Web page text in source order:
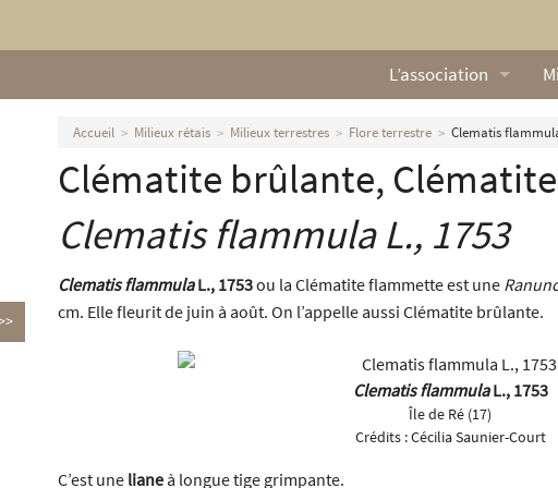
L’association
Qui sommes nous ?
Nos missions
Nos statuts
Nos partenaires
Nous contacter
Actualités
Accueil Milieux rétais Milieux terrestres Flore terrestre Clematis
Clématite brûlante,
Clematis flammulaL., 1753
Clematis flammulaL., 1753ou la Clématite flammette est une
cm. Elle fleurit de juin à août. On l’appelle aussi Clématite brûlante.
Clematis flammulaL., 1753
Île de Ré (17)
Crédits :Cécilia Saunier-Court
C’est une liane à longue tige grimpante.